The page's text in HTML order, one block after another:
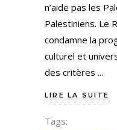
n’aide pas les
Palestiniens. Le
condamne la
culturel et
des critères
LIRE LA SUITE
Tags: